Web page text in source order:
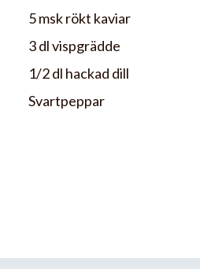
5 msk rökt kaviar
3 dl vispgrädde
1/2 dl hackad dill
Svartpeppar